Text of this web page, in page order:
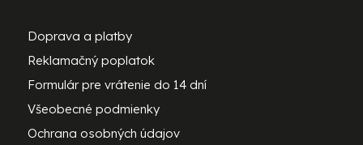
Doprava a platby
Reklamačný poplatok
Formulár pre vrátenie do 14 dní
Všeobecné podmienky
Ochrana osobných údajov